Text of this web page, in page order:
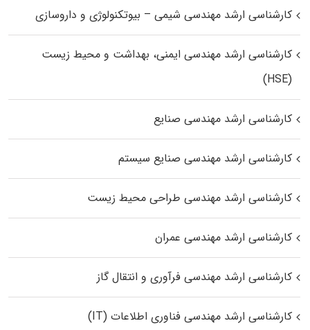
کارشناسی ارشد مهندسی شیمی – بیوتکنولوژی و داروسازی
کارشناسی ارشد مهندسی ایمنی، بهداشت و محیط زیست
(HSE)
کارشناسی ارشد مهندسی صنایع
کارشناسی ارشد مهندسی صنایع سیستم
کارشناسی ارشد مهندسی طراحی محیط زیست
کارشناسی ارشد مهندسی عمران
کارشناسی ارشد مهندسی فرآوری و انتقال گاز
کارشناسی ارشد مهندسی فناوری اطلاعات (IT)